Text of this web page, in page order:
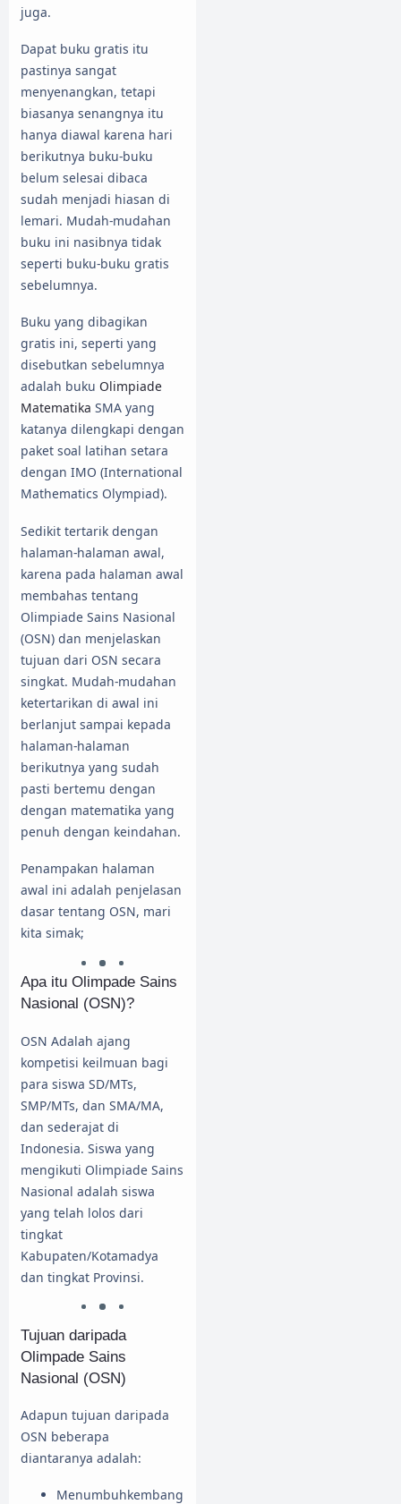
juga.
Dapat buku gratis itu
pastinya sangat
menyenangkan, tetapi
biasanya senangnya itu
hanya diawal karena hari
berikutnya buku-buku
belum selesai dibaca
sudah menjadi hiasan di
lemari. Mudah-mudahan
buku ini nasibnya tidak
seperti buku-buku gratis
sebelumnya.
Buku yang dibagikan
gratis ini, seperti yang
disebutkan sebelumnya
adalah buku Olimpiade
Matematika SMA yang
katanya dilengkapi dengan
paket soal latihan setara
dengan IMO (International
Mathematics Olympiad).
Sedikit tertarik dengan
halaman-halaman awal,
karena pada halaman awal
membahas tentang
Olimpiade Sains Nasional
(OSN) dan menjelaskan
tujuan dari OSN secara
singkat. Mudah-mudahan
ketertarikan di awal ini
berlanjut sampai kepada
halaman-halaman
berikutnya yang sudah
pasti bertemu dengan
dengan matematika yang
penuh dengan keindahan.
Penampakan halaman
awal ini adalah penjelasan
dasar tentang OSN, mari
kita simak;
Apa itu Olimpade Sains
Nasional (OSN)?
OSN Adalah ajang
kompetisi keilmuan bagi
para siswa SD/MTs,
SMP/MTs, dan SMA/MA,
dan sederajat di
Indonesia. Siswa yang
mengikuti Olimpiade Sains
Nasional adalah siswa
yang telah lolos dari
tingkat
Kabupaten/Kotamadya
dan tingkat Provinsi.
Tujuan daripada
Olimpade Sains
Nasional (OSN)
Adapun tujuan daripada
OSN beberapa
diantaranya adalah:
Menumbuhkembang